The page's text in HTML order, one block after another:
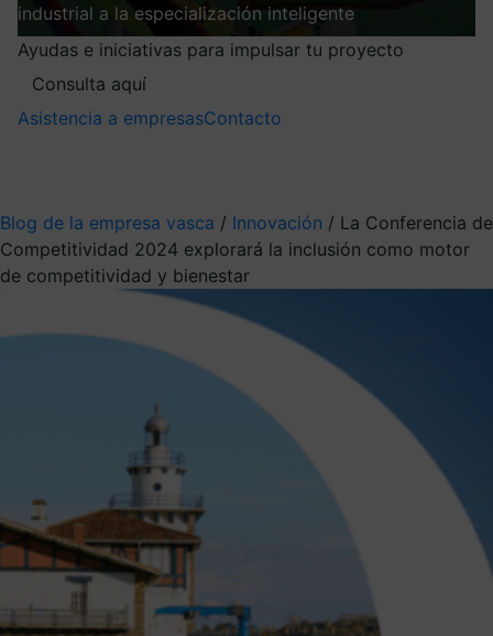
industrial a la especialización inteligente
Ayudas e iniciativas para impulsar tu proyecto
Consulta aquí
Asistencia a empresasContacto
Blog de la empresa vasca / Innovación / La Conferencia de
Competitividad 2024 explorará la inclusión como motor
de competitividad y bienestar